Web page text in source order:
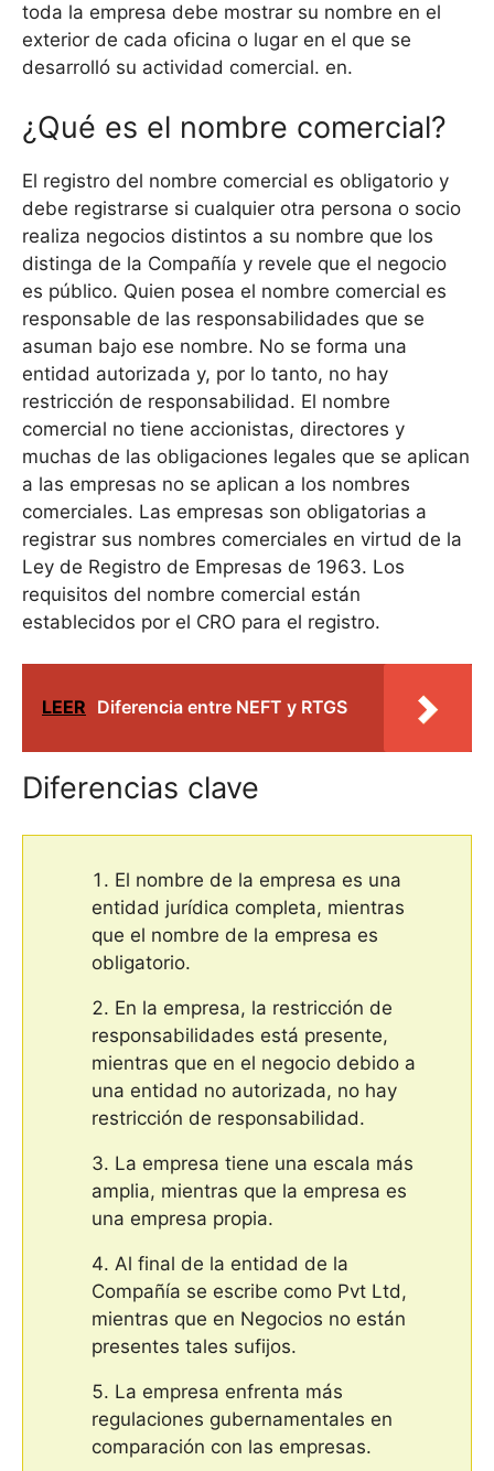
toda la empresa debe mostrar su nombre en el
exterior de cada oficina o lugar en el que se
desarrolló su actividad comercial. en.
¿Qué es el nombre comercial?
El registro del nombre comercial es obligatorio y
debe registrarse si cualquier otra persona o socio
realiza negocios distintos a su nombre que los
distinga de la Compañía y revele que el negocio
es público. Quien posea el nombre comercial es
responsable de las responsabilidades que se
asuman bajo ese nombre. No se forma una
entidad autorizada y, por lo tanto, no hay
restricción de responsabilidad. El nombre
comercial no tiene accionistas, directores y
muchas de las obligaciones legales que se aplican
a las empresas no se aplican a los nombres
comerciales. Las empresas son obligatorias a
registrar sus nombres comerciales en virtud de la
Ley de Registro de Empresas de 1963. Los
requisitos del nombre comercial están
establecidos por el CRO para el registro.
LEER Diferencia entre NEFT y RTGS
Diferencias clave
El nombre de la empresa es una
entidad jurídica completa, mientras
que el nombre de la empresa es
obligatorio.
En la empresa, la restricción de
responsabilidades está presente,
mientras que en el negocio debido a
una entidad no autorizada, no hay
restricción de responsabilidad.
La empresa tiene una escala más
amplia, mientras que la empresa es
una empresa propia.
Al final de la entidad de la
Compañía se escribe como Pvt Ltd,
mientras que en Negocios no están
presentes tales sufijos.
La empresa enfrenta más
regulaciones gubernamentales en
comparación con las empresas.